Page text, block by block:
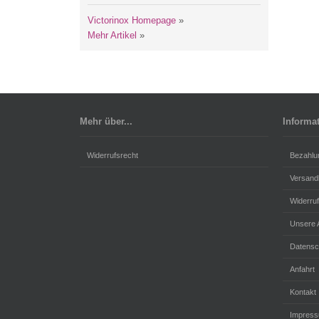
Victorinox Homepage »
Mehr Artikel »
Mehr über...
Widerrufsrecht
Unsere
Anfahrt
Kontakt